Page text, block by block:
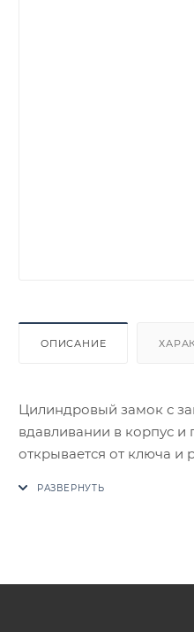
ОПИСАНИЕ
Цилиндровый замок с
вдавливании в корпус и
открывается от ключа и
Цены на сайте не